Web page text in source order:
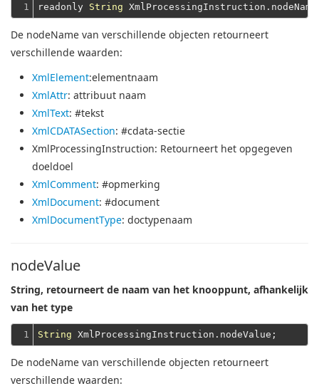
1 readonly String
De nodeName van verschillende objecten retourneert
verschillende waarden:
XmlElement:elementnaam
XmlAttr: attribuut naam
XmlText: #tekst
XmlCDATASection: #cdata-sectie
XmlProcessingInstruction: Retourneert het opgegeven
doeldoel
XmlComment: #opmerking
XmlDocument: #document
XmlDocumentType: doctypenaam
nodeValue
String, retourneert de naam van het knooppunt, afhankelijk
van het type
1 String
De nodeName van verschillende objecten retourneert
verschillende waarden: